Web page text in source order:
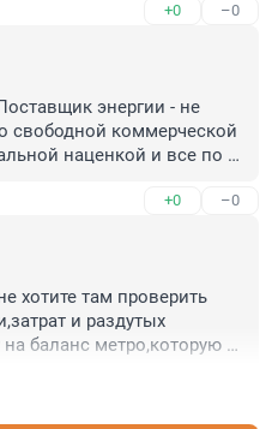
Или "верные"
пока боролись за
на своих должностях
+0 –0
энергии - не
свободной коммерческой
наценкой и все по
к сетям гуп
+0 –0
хотите там проверить
и раздутых
баланс метро,которую